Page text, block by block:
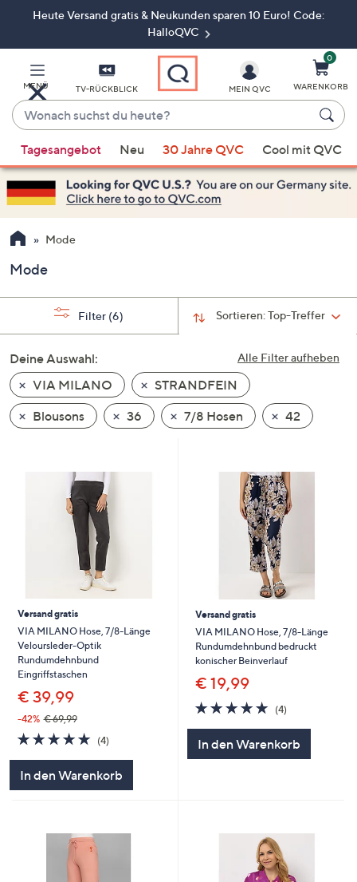
ZumHeute Versand gratis & Neukunden sparen 10 Euro! Code:
HalloQVC
MENÜ TV-RÜCKBLICK
Wonach
suchst
du
heute?
Vorschläge
verfügbar
sind,
verwenden
Sie
Pfeiltasten
nach
und
nach
unten
oder
wischen
Sie
anzuzeigen.
MEIN QVC
0
WARENKORB
Tagesangebot Neu 30 Jahre QVC Cool mit QVC
Mode
Mode
Sortieren:Top-Treffer
Filter (6)
Alle Filter aufheben
Deine Auswahl:
VIA MILANO
STRANDFEIN
Blousons
36 7/8 Hosen 42
Versand gratis
VIA MILANO Hose, 7/8-Länge
Veloursleder-Optik
Rundumdehnbund
Eingriffstaschen
€ 39,99
-42% € 69,99
5.0
von
(4)4
In den Warenkorb
Versand gratis
VIA MILANO Hose, 7/8-Länge
Rundumdehnbund bedruckt
konischer Beinverlauf
€ 19,99
5.0
von
(4)4
In den Warenkorb